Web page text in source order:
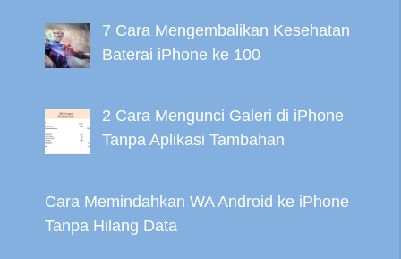
7 Cara Mengembalikan Kesehatan
Baterai iPhone ke 100
2 Cara Mengunci Galeri di iPhone
Tanpa Aplikasi Tambahan
Cara Memindahkan WA Android ke iPhone
Tanpa Hilang Data